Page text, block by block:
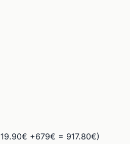
+679€ = 917.80€)